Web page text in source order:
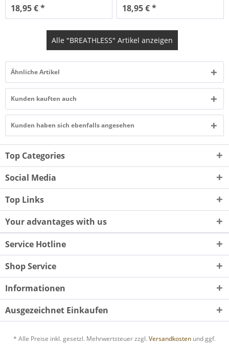
18,95 € * 18,95 € *
Alle "BREATHLESS" Artikel anzeigen
Ähnliche Artikel
Kunden kauften auch
Kunden haben sich ebenfalls angesehen
Top Categories
Social Media
Top Links
Your advantages with us
Service Hotline
Shop Service
Informationen
Ausgezeichnet Einkaufen
* Alle Preise inkl. gesetzl. Mehrwertsteuer zzgl. Versandkosten und ggf.